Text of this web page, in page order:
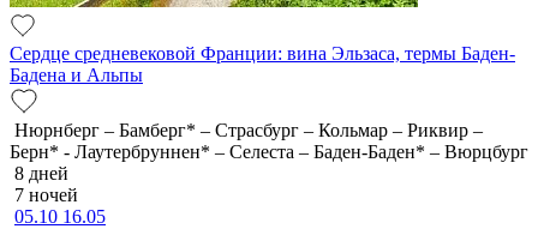
Сердце средневековой Франции: вина Эльзаса, термы Баден-
Бадена и Альпы
Нюрнберг – Бамберг* – Страсбург – Кольмар – Риквир –
Берн* - Лаутербруннен* – Селеста – Баден-Баден* – Вюрцбург
8 дней
7 ночей
05.10 16.05